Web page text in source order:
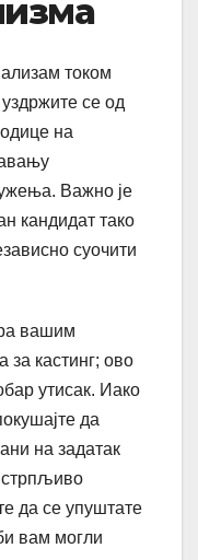
током
се од
на
Важно је
кандидат тако
суочити
вашим
за кастинг; ово
утисак. Иако
да
на задатак
стрпљиво
да се упуштате
вам могли